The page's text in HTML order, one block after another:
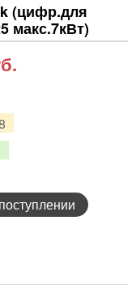
(цифр.для
макс.7кВт)